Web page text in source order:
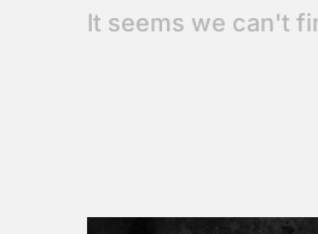
It seems we can't